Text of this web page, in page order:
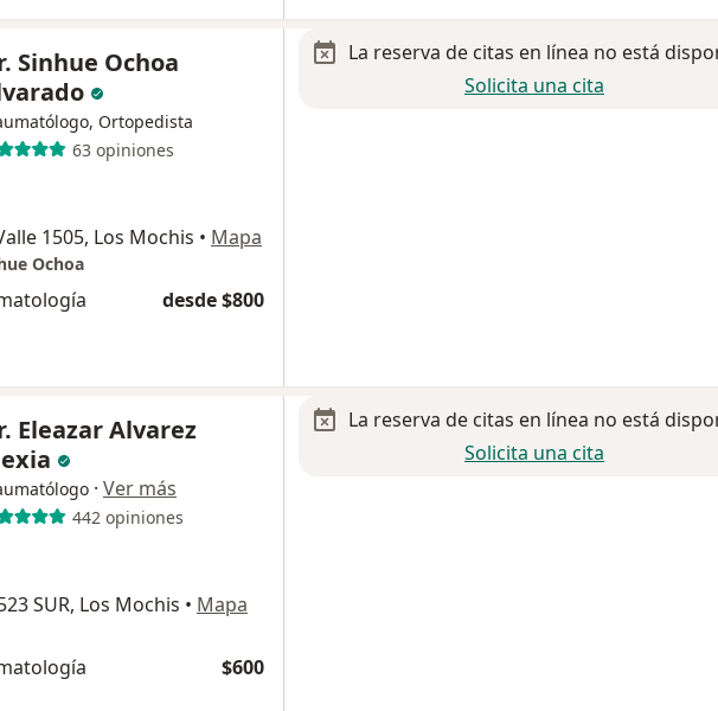
Sinhue Ochoa
Ortopedista
63 opiniones
1505, Los Mochis • Mapa
Ochoa
desde $800
La reserva de citas en línea no está
Solicita una cita
Eleazar Alvarez
· Ver más
442 opiniones
SUR, Los Mochis • Mapa
$600
La reserva de citas en línea no está
Solicita una cita